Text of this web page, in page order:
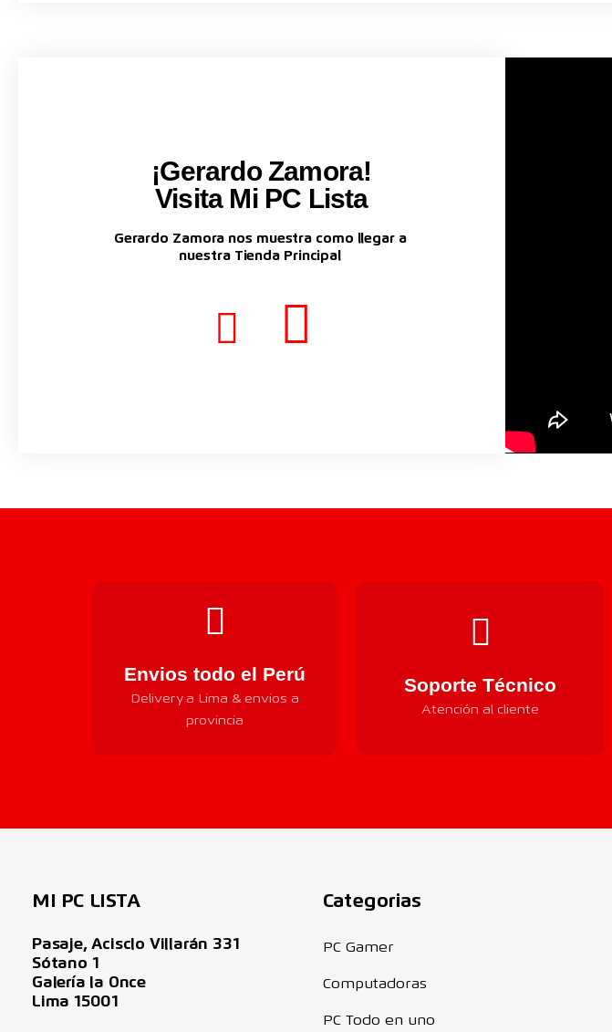
¡Gerardo Zamora!
Visita Mi PC Lista
Gerardo Zamora nos muestra como llegar a
nuestra Tienda Principal
Envios todo el Perú
Delivery a Lima & envios a
provincia
Soporte Técnico
Atención al cliente
MI PC LISTA
Pasaje, Acisclo Villarán 331
Sótano 1
Galería la Once
Lima 15001
Categorias
PC Gamer
Computadoras
PC Todo en uno